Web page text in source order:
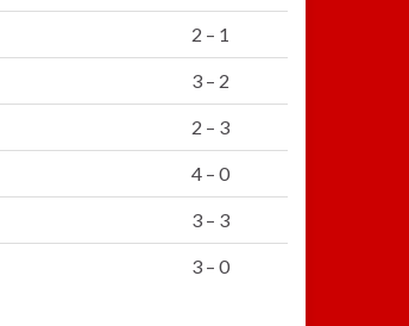
2 – 1
3 – 2
2 – 3
4 – 0
3 – 3
3 – 0